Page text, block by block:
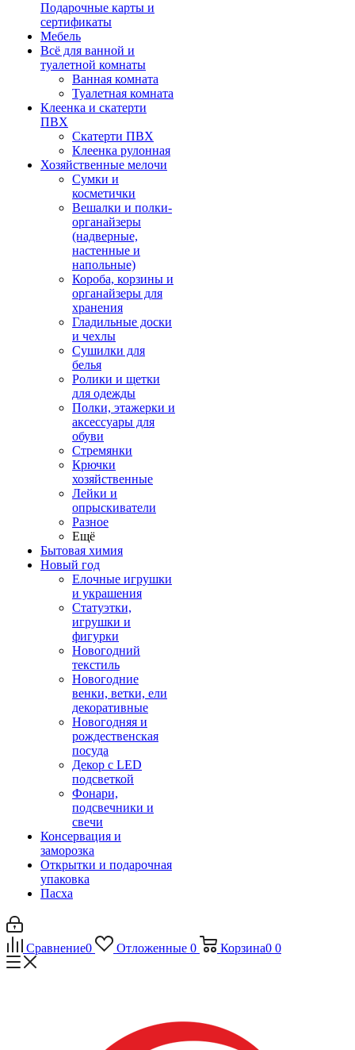
Подарочные карты и
сертификаты
Мебель
Всё для ванной и
туалетной комнаты
Ванная комната
Туалетная комната
Клеенка и скатерти
ПВХ
Скатерти ПВХ
Клеенка рулонная
Хозяйственные мелочи
Сумки и
косметички
Вешалки и полки-
органайзеры
(надверные,
настенные и
напольные)
Короба, корзины и
органайзеры для
хранения
Гладильные доски
и чехлы
Сушилки для
белья
Ролики и щетки
для одежды
Полки, этажерки и
аксессуары для
обуви
Стремянки
Крючки
хозяйственные
Лейки и
опрыскиватели
Разное
Ещё
Бытовая химия
Новый год
Елочные игрушки
и украшения
Статуэтки,
игрушки и
фигурки
Новогодний
текстиль
Новогодние
венки, ветки, ели
декоративные
Новогодняя и
рождественская
посуда
Декор с LED
подсветкой
Фонари,
подсвечники и
свечи
Консервация и
заморозка
Открытки и подарочная
упаковка
Пасха
Сравнение0 Отложенные 0 Корзина0 0